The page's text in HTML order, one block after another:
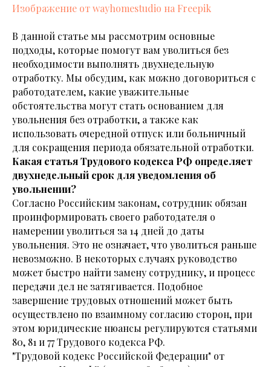
Изображение от wayhomestudio на Freepik
В данной статье мы рассмотрим основные
подходы, которые помогут вам уволиться без
необходимости выполнять двухнедельную
отработку. Мы обсудим, как можно договориться с
работодателем, какие уважительные
обстоятельства могут стать основанием для
увольнения без отработки, а также как
использовать очередной отпуск или больничный
для сокращения периода обязательной отработки.
Какая статья Трудового кодекса РФ определяет
двухнедельный срок для уведомления об
увольнении?
Согласно Российским законам, сотрудник обязан
проинформировать своего работодателя о
намерении уволиться за 14 дней до даты
увольнения. Это не означает, что уволиться раньше
невозможно. В некоторых случаях руководство
может быстро найти замену сотруднику, и процесс
передачи дел не затягивается. Подобное
завершение трудовых отношений может быть
осуществлено по взаимному согласию сторон, при
этом юридические нюансы регулируются статьями
80, 81 и 77 Трудового кодекса РФ.
"Трудовой кодекс Российской Федерации" от